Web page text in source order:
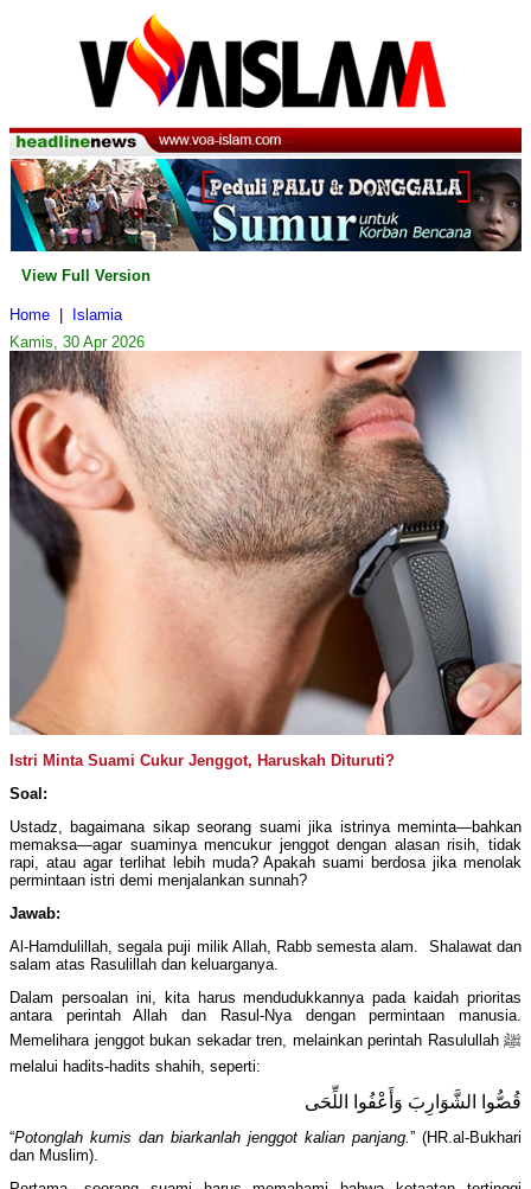
View Full Version
Home
Islamia
Kamis, 30 Apr 2026
Istri Minta Suami Cukur Jenggot, Haruskah Dituruti?
Soal :
Ustadz, bagaimana sikap seorang suami jika istrinya meminta—bahkan
memaksa—agar suaminya mencukur jenggot dengan alasan risih, tidak
rapi, atau agar terlihat lebih muda? Apakah suami berdosa jika menolak
permintaan istri demi menjalankan sunnah?
Jawab:
Al-Hamdulillah, segala puji milik Allah, Rabb semesta alam. Shalawat dan
salam atas Rasulillah dan keluarganya.
Dalam persoalan ini, kita harus mendudukkannya pada kaidah prioritas
antara perintah Allah dan Rasul-Nya dengan permintaan manusia.
Memelihara jenggot bukan sekadar tren, melainkan perintah Rasulullah ﷺ
melalui hadits-hadits shahih, seperti:
قُصُّوا الشَّوَارِبَ وَأَعْفُوا اللِّحَى
“Potonglah kumis dan biarkanlah jenggot kalian panjang.” (HR.al-Bukhari
dan Muslim).